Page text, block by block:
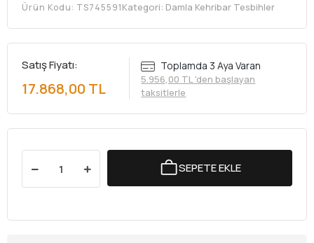
Ürün Kodu: TS745591Kategori: Damla Kehribar Tesbihler
Satış Fiyatı:
17.868,00 TL
Toplamda 3 Aya Varan
5.956,00 TL 'den başlayan
taksitlerle
SEPETE EKLE